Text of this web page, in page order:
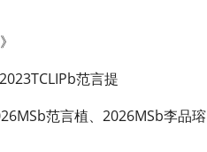
范言提
范言植、2026MSb李品瑢